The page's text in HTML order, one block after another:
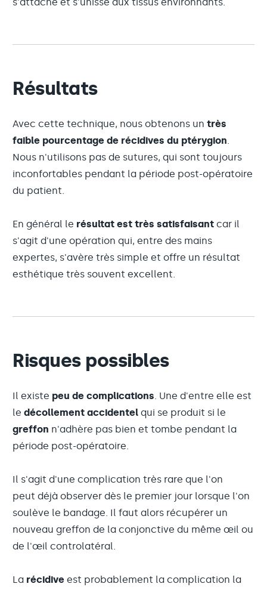
Résultats
Avec cette technique, nous obtenons un très
faible pourcentage de récidives du ptérygion.
Nous n'utilisons pas de sutures, qui sont toujours
inconfortables pendant la période post-opératoire
du patient.
En général le résultat est très satisfaisant car il
s'agit d'une opération qui, entre des mains
expertes, s'avère très simple et offre un résultat
esthétique très souvent excellent.
Risques possibles
Il existe peu de complications. Une d'entre elle est
le décollement accidentel qui se produit si le
greffon n'adhère pas bien et tombe pendant la
période post-opératoire.
Il s'agit d'une complication très rare que l'on
peut déjà observer dès le premier jour lorsque l'on
soulève le bandage. Il faut alors récupérer un
nouveau greffon de la conjonctive du même œil ou
de l'œil controlatéral.
La récidive est probablement la complication la